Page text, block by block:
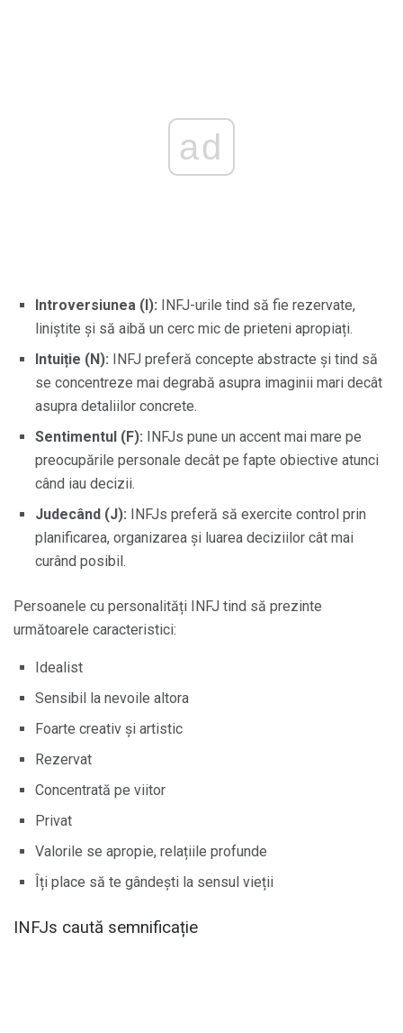
ad
Introversiunea (I): INFJ-urile tind să fie rezervate,
liniștite și să aibă un cerc mic de prieteni apropiați.
Intuiție (N): INFJ preferă concepte abstracte și tind să
se concentreze mai degrabă asupra imaginii mari decât
asupra detaliilor concrete.
Sentimentul (F): INFJs pune un accent mai mare pe
preocupările personale decât pe fapte obiective atunci
când iau decizii.
Judecând (J): INFJs preferă să exercite control prin
planificarea, organizarea și luarea deciziilor cât mai
curând posibil.
Persoanele cu personalități INFJ tind să prezinte
următoarele caracteristici:
Idealist
Sensibil la nevoile altora
Foarte creativ și artistic
Rezervat
Concentrată pe viitor
Privat
Valorile se apropie, relațiile profunde
Îți place să te gândești la sensul vieții
INFJs caută semnificație